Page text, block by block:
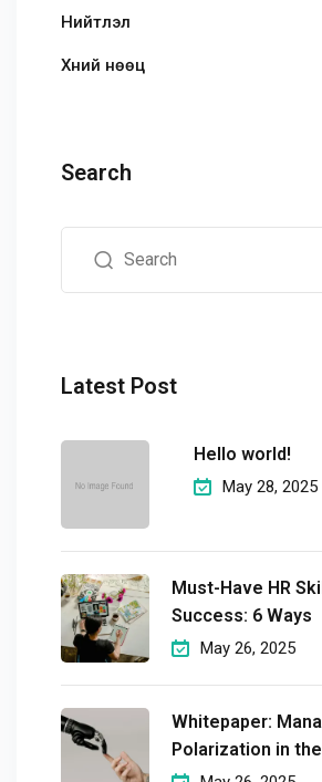
Нийтлэл
Хүний нөөц
Search
Latest Post
Hello world!
May 28, 2025
Must-Have HR
Success: 6 Ways
May 26, 2025
Whitepaper:
Polarization in the